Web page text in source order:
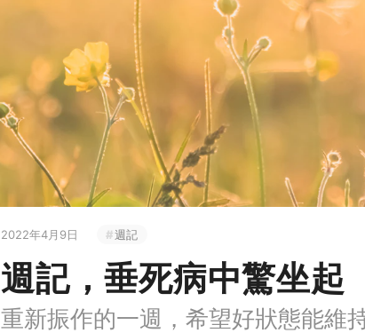
2022年4月9日 週記
週記，垂死病中驚坐起
重新振作的一週，希望好狀態能維